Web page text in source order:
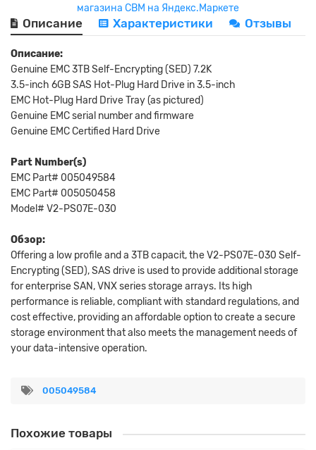
Описание Характеристики Отзывы
Описание:
Genuine EMC 3TB Self-Encrypting (SED) 7.2K
3.5-inch 6GB SAS Hot-Plug Hard Drive in 3.5-inch
EMC Hot-Plug Hard Drive Tray (as pictured)
Genuine EMC serial number and firmware
Genuine EMC Certified Hard Drive
Part Number(s)
EMC Part# 005049584
EMC Part# 005050458
Model# V2-PS07E-030
Обзор:
Offering a low profile and a 3TB capacit, the V2-PS07E-030 Self-
Encrypting (SED), SAS drive is used to provide additional storage
for enterprise SAN, VNX series storage arrays. Its high
performance is reliable, compliant with standard regulations, and
cost effective, providing an affordable option to create a secure
storage environment that also meets the management needs of
your data-intensive operation.
005049584
Похожие товары